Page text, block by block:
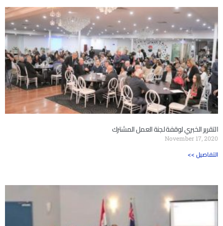
التقرير الخبري لوقفة لجنة العمل المشترك
November 17, 2020
<< التفاصيل